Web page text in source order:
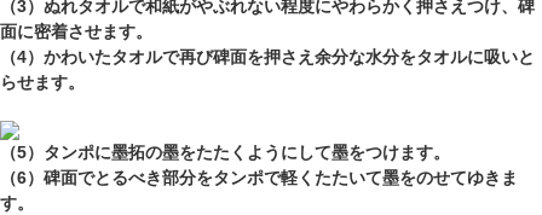
（3）ぬれタオルで和紙がやぶれない程度にやわらかく押さえつけ、碑
面に密着させます。
（4）かわいたタオルで再び碑面を押さえ余分な水分をタオルに吸いと
らせます。
（5）タンポに墨拓の墨をたたくようにして墨をつけます。
（6）碑面でとるべき部分をタンポで軽くたたいて墨をのせてゆきま
す。